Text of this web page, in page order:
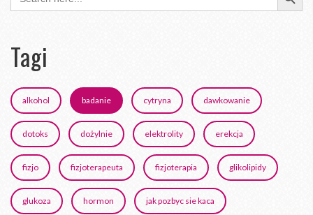
Tagi
alkohol badanie cytryna dawkowanie
dotoks dożylnie elektrolity erekcja
fizjo fizjoterapeuta fizjoterapia glikolipidy
glukoza hormon jak pozbyc sie kaca